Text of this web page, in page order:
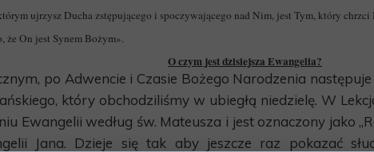
ujrzysz Ducha zstępującego i spoczywającego nad Nim, jest Tym, który chrzci
że On jest Synem Bożym».
O czym jest dzisiejsza Ewangelia?
po Adwencie i Czasie Bożego Narodzenia
który obchodziliśmy w ubiegłą niedzielę. W
Ewangelii według św. Mateusza i jest oznaczony jako
Jana. Dzieje się tak aby jeszcze raz pokazać